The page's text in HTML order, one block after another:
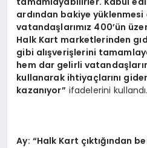
ardından bakiye
vatandaşlarımız 400’ün
Halk Kart marketlerinden
gibi alışverişlerini
hem dar gelirli
kullanarak ihtiyaçlarını
kazanıyor” ifadelerini kullandı.
Ay: “Halk Kart çıktığından